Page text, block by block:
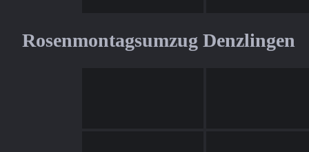
Rosenmontagsumzug Denzlingen